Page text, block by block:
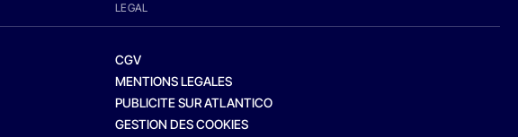
LEGAL
CGV
MENTIONS LEGALES
PUBLICITE SUR ATLANTICO
GESTION DES COOKIES